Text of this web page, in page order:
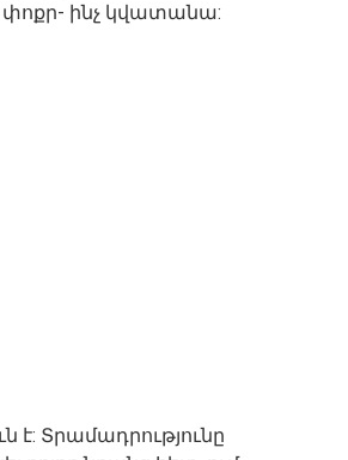
փոքր- ինչ կվատանա:
է: Տրամադրությունը